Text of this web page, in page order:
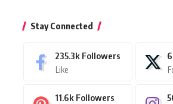
Stay Connected
235.3k Followers
Like
11.6k Followers